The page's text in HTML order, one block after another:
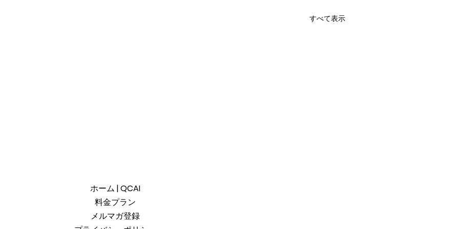
すべて表示
ホーム | QCAI
料金プラン
メルマガ登録